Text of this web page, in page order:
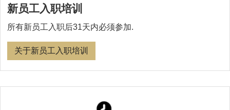
新员工入职培训
所有新员工入职后31天内必须参加.
关于新员工入职培训